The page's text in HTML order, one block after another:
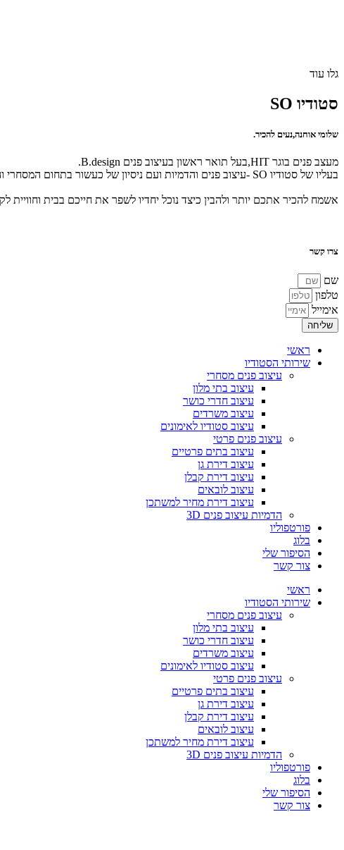
גלו עוד
סטודיו SO
שלומי אוחנה,נעים להכיר.
מעצב פנים בוגר HIT,בעל תואר ראשון בעיצוב פנים B.design.
בעליו של סטודיו SO -עיצוב פנים והדמיות ועם ניסיון של כעשור בתחום המסחרי והפרטי.
אשמח להכיר אתכם יותר ולהבין כיצד נוכל יחדיו לשפר את חייכם בבית וחוויית
צרו קשר
שם
טלפון
אימייל
שליחה
ראשי
שירותי הסטודיו
עיצוב פנים מסחרי
עיצוב בתי מלון
עיצוב חדרי כושר
עיצוב משרדים
עיצוב סטודיו לאימונים
עיצוב פנים פרטי
עיצוב בתים פרטיים
עיצוב דירת גן
עיצוב דירת קבלן
עיצוב לובאים
עיצוב דירת מחיר למשתכן
הדמיות עיצוב פנים 3D
פורטפוליו
בלוג
הסיפור שלי
צור קשר
ראשי
שירותי הסטודיו
עיצוב פנים מסחרי
עיצוב בתי מלון
עיצוב חדרי כושר
עיצוב משרדים
עיצוב סטודיו לאימונים
עיצוב פנים פרטי
עיצוב בתים פרטיים
עיצוב דירת גן
עיצוב דירת קבלן
עיצוב לובאים
עיצוב דירת מחיר למשתכן
הדמיות עיצוב פנים 3D
פורטפוליו
בלוג
הסיפור שלי
צור קשר